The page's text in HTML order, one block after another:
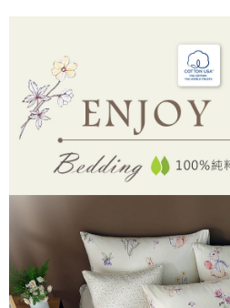
※ 交易是否成功請以「AFTEE先享後付 」
https://
【注意事項】
１．透過由恩沛科技股份有限公司提供之
易，需依本服務之必要範圍內提供個人資
權轉讓予恩沛科技股份有限公司。
２．關於個人資料處理事宜，請瀏覽以下網
https://aftee.tw/terms/#terms3
３．未成年的使用者請事先徵得法定代理
「AFTEE先享後付」，若未經同意申辦者
４．使用「AFTEE先享後付」時，將依據
時審查核予不同之上限額度；若仍有額度
請求用戶進行身份認證。
５．嚴禁一人註冊多個帳號或使用他人資
恩沛科技股份有限公司將有權停止該用戶
付款後7-11取貨
每筆NT$100，滿NT$499(含以上)免
離島宅配
每筆NT$100，滿NT$499(含以上)免